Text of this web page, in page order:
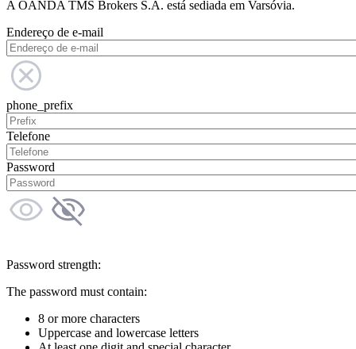
A OANDA TMS Brokers S.A. está sediada em Varsóvia.
Endereço de e-mail
phone_prefix
Telefone
Password
Password strength:
The password must contain:
8 or more characters
Uppercase and lowercase letters